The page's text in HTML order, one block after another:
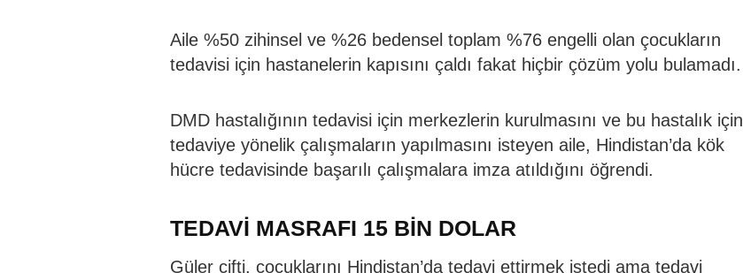
Aile %50 zihinsel ve %26 bedensel toplam %76 engelli olan çocukların
tedavisi için hastanelerin kapısını çaldı fakat hiçbir çözüm yolu bulamadı.
DMD hastalığının tedavisi için merkezlerin kurulmasını ve bu hastalık için
tedaviye yönelik çalışmaların yapılmasını isteyen aile, Hindistan’da kök
hücre tedavisinde başarılı çalışmalara imza atıldığını öğrendi.
TEDAVİ MASRAFI 15 BİN DOLAR
Güler çifti, çocuklarını Hindistan’da tedavi ettirmek istedi ama tedavi